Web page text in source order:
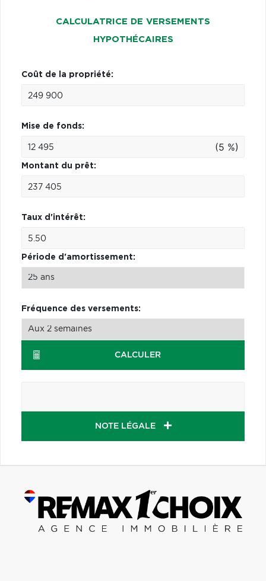
CALCULATRICE DE VERSEMENTS
HYPOTHÉCAIRES
Coût de la propriété:
Mise de fonds:
(5 %)
Montant du prêt:
Taux d'intérêt:
Période d'amortissement:
Fréquence des versements:
CALCULER
NOTE LÉGALE